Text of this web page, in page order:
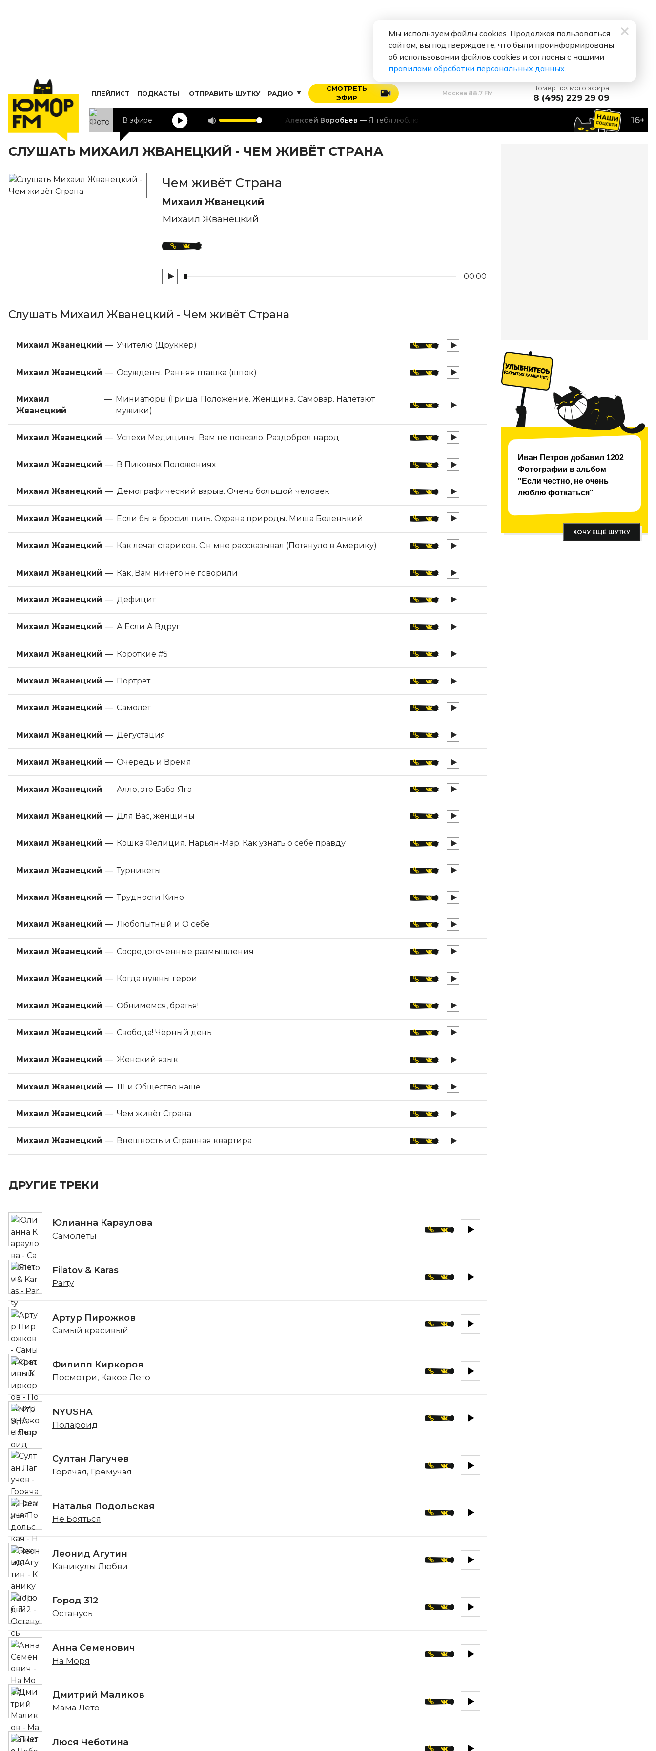
ПЛЕЙЛИСТ ПОДКАСТЫ ОТПРАВИТЬ ШУТКУ РАДИО
СМОТРЕТЬ
ЭФИР
Москва 88.7 FM
Номер прямого эфира
8 (495) 229 29 09
В эфире Алексей Воробьев Я тебя люблю 16+
СЛУШАТЬ МИХАИЛ ЖВАНЕЦКИЙ - ЧЕМ ЖИВЁТ СТРАНА
Чем живёт Страна
Михаил Жванецкий
Михаил Жванецкий
00:00
Слушать Михаил Жванецкий - Чем живёт Страна
Михаил Жванецкий — Учителю (Друккер)
Михаил Жванецкий — Осуждены. Ранняя пташка (шпок)
Михаил
Жванецкий
— Миниатюры (Гриша. Положение. Женщина. Самовар. Налетают
мужики)
Михаил Жванецкий — Успехи Медицины. Вам не повезло. Раздобрел народ
Михаил Жванецкий — В Пиковых Положениях
Михаил Жванецкий — Демографический взрыв. Очень большой человек
Михаил Жванецкий — Если бы я бросил пить. Охрана природы. Миша Беленький
Михаил Жванецкий — Как лечат стариков. Он мне рассказывал (Потянуло в Америку)
Михаил Жванецкий — Как, Вам ничего не говорили
Михаил Жванецкий — Дефицит
Михаил Жванецкий — А Если А Вдруг
Михаил Жванецкий — Короткие #5
Михаил Жванецкий — Портрет
Михаил Жванецкий — Самолёт
Михаил Жванецкий — Дегустация
Михаил Жванецкий — Очередь и Время
Михаил Жванецкий — Алло, это Баба-Яга
Михаил Жванецкий — Для Вас, женщины
Михаил Жванецкий — Кошка Фелиция. Нарьян-Мар. Как узнать о себе правду
Михаил Жванецкий — Турникеты
Михаил Жванецкий — Трудности Кино
Михаил Жванецкий — Любопытный и О себе
Михаил Жванецкий — Сосредоточенные размышления
Михаил Жванецкий — Когда нужны герои
Михаил Жванецкий — Обнимемся, братья!
Михаил Жванецкий — Свобода! Чёрный день
Михаил Жванецкий — Женский язык
Михаил Жванецкий — 111 и Общество наше
Михаил Жванецкий — Чем живёт Страна
Михаил Жванецкий — Внешность и Странная квартира
ДРУГИЕ ТРЕКИ
Юлианна Караулова
Самолёты
Filatov & Karas
Party
Артур Пирожков
Самый красивый
Филипп Киркоров
Посмотри, Какое Лето
NYUSHA
Полароид
Султан Лагучев
Горячая, Гремучая
Наталья Подольская
Не Бояться
Леонид Агутин
Каникулы Любви
Город 312
Останусь
Анна Семенович
На Моря
Дмитрий Маликов
Мама Лето
Люся Чеботина
Иван Петров добавил 1202
Фотографии в альбом
"Если честно, не очень
люблю фоткаться"
ХОЧУ ЕЩЁ ШУТКУ
Мы используем файлы cookies. Продолжая пользоваться
сайтом, вы подтверждаете, что были проинформированы
об использовании файлов cookies и согласны с нашими
правилами обработки персональных данных.